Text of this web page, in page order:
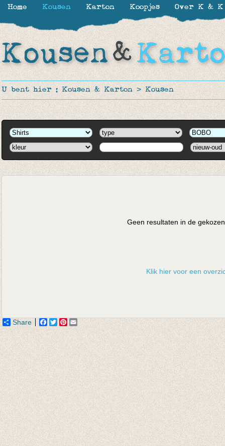
U bent hier : Kousen & Karton > Kousen
Geen resultaten in de
Klik hier voor een
Share Facebook
TwitterPinterest
Home Kousen Karton Koopjes Over K & K